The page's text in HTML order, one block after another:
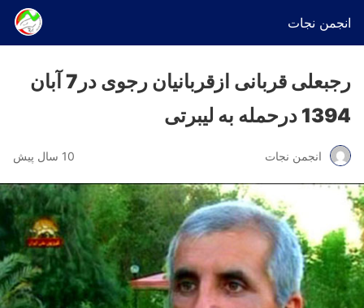
انجمن نجات
رجبعلی قربانی ازقربانیان رجوی در7 آبان
1394 درحمله به لیبرتی
انجمن نجات 10 سال پیش